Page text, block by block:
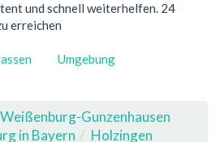
und schnell weiterhelfen. 24
erreichen
Umgebung
Gunzenhausen
in Bayern
Holzingen